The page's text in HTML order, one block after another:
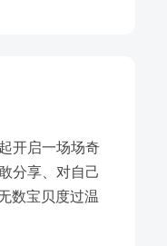
开启一场场奇
分享、对自己
数宝贝度过温